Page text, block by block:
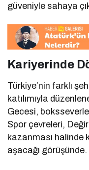
güveniyle sahaya
Kariyerinde
Türkiye’nin farklı
katılımıyla
Gecesi,
Spor çevreleri,
kazanması halinde
aşacağı görüşünde.